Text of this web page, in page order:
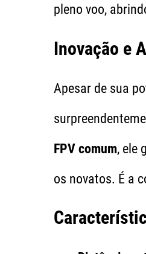
pleno voo,
Inovação e
Apesar de sua
FPV comum, ele
os novatos. É a